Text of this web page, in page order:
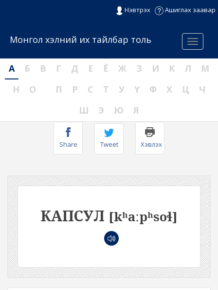
Нэвтрэх Ашиглах заавар
Menu
Монгол хэлний их тайлбар толь
А Б В Г Д Е Ё Ж З И К Л
М
Н
О П Р С Т У Ү Ф Х Ц
Ч
Ш
Э Ю Я
Share Tweet Хэвлэх
КАПСУЛ [kʰaːpʰsoɬ]